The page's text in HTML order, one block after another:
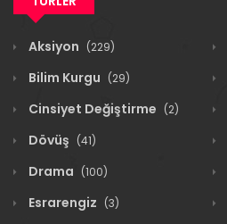
Aksiyon (229)
Bilim Kurgu (29)
Cinsiyet Değiştirme (2)
Dövüş (41)
Drama (100)
Esrarengiz (3)